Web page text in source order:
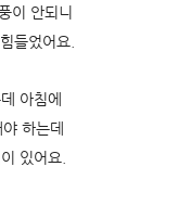
이 안되니
들었어요.
아침에
하는데
있어요.